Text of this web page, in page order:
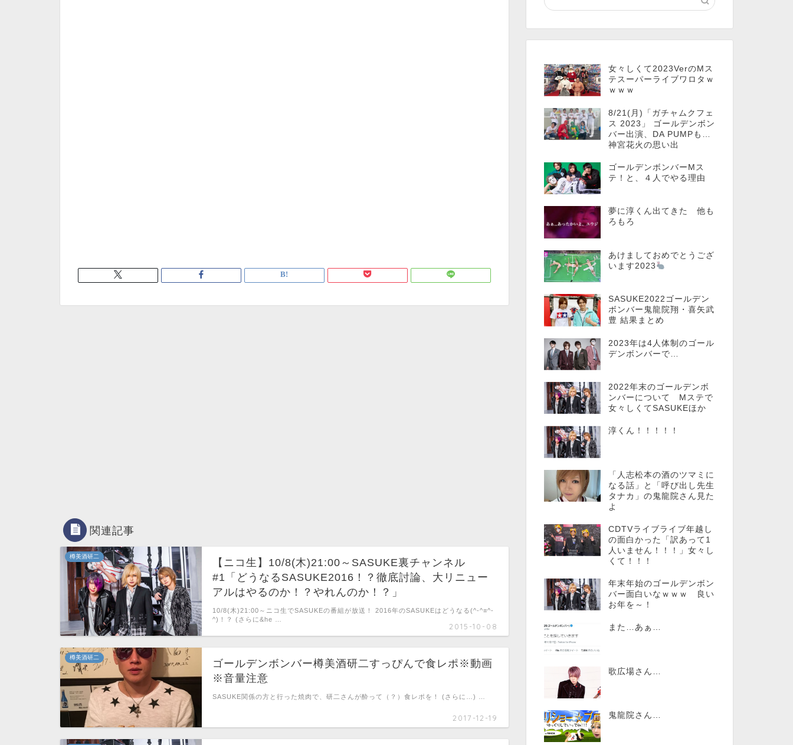
関連記事
樽美酒研二
【ニコ生】10/8(木)21:00～SASUKE裏チャンネル
#1「どうなるSASUKE2016！？徹底討論、大リニュー
アルはやるのか！？やれんのか！？」
2015-10-08
10/8(木)21:00～ニコ生でSASUKEの番組が放送！ 2016年のSASUKEはどうなる(^-^≡^-
^)！？ (さらに&he …
樽美酒研二
ゴールデンボンバー樽美酒研二すっぴんで食レポ※動画
※音量注意
2017-12-19
SASUKE関係の方と行った焼肉で、研二さんが酔って（？）食レポを！ (さらに…) …
女々しくて2023VerのMス
テスーパーライブワロタｗ
ｗｗｗ
8/21(月)「ガチャムクフェ
ス 2023」 ゴールデンボン
バー出演、DA PUMPも…
神宮花火の思い出
ゴールデンボンバーMス
テ！と、４人でやる理由
夢に淳くん出てきた 他も
ろもろ
あけましておめでとうござ
います2023
SASUKE2022ゴールデン
ボンバー鬼龍院翔・喜矢武
豊 結果まとめ
2023年は4人体制のゴール
デンボンバーで…
2022年末のゴールデンボ
ンバーについて Mステで
女々しくてSASUKEほか
淳くん！！！！！
「人志松本の酒のツマミに
なる話」と「呼び出し先生
タナカ」の鬼龍院さん見た
よ
CDTVライブライブ年越し
の面白かった「訳あって1
人いません！！！」女々し
くて！！！
年末年始のゴールデンボン
バー面白いなｗｗｗ 良い
お年を～！
また…あぁ…
歌広場さん…
鬼龍院さん…